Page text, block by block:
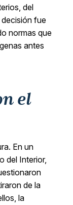
del
decisión fue
normas que
antes
el
En un
del Interior,
de la
la